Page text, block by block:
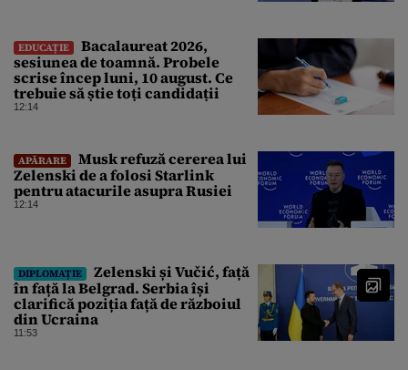
EDUCAȚIE
Bacalaureat 2026,
sesiunea de toamnă. Probele
scrise încep luni, 10 august. Ce
trebuie să știe toți candidații
12:14
APĂRARE
Musk refuză cererea lui
Zelenski de a folosi Starlink
pentru atacurile asupra Rusiei
12:14
DIPLOMAȚIE
Zelenski și Vučić, față
în față la Belgrad. Serbia își
clarifică poziția față de războiul
din Ucraina
11:53